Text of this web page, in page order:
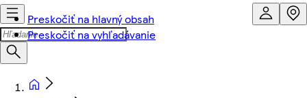
Preskočiť na hlavný obsah
Preskočiť na vyhľadávanie